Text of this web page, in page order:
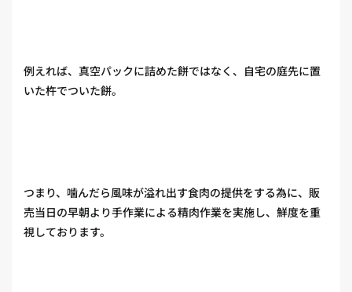
例えれば、真空パックに詰めた餅ではなく、自宅の庭先に置
いた杵でついた餅。
つまり、噛んだら風味が溢れ出す食肉の提供をする為に、販
売当日の早朝より手作業による精肉作業を実施し、鮮度を重
視しております。